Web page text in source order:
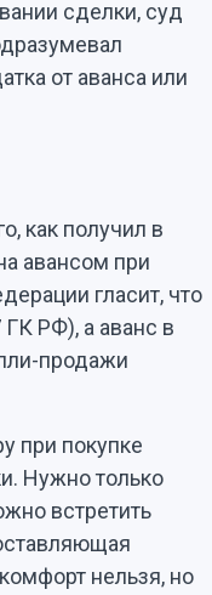
сделки, суд
от аванса или
как получил в
авансом при
гласит, что
РФ), а аванс в
продажи
при покупке
Нужно только
встретить
нельзя, но